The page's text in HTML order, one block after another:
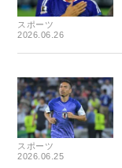
スポーツ
2026.06.26
スポーツ
2026.06.25